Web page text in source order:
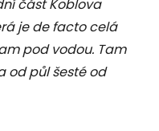
část Koblova
je de facto celá
pod vodou. Tam
od půl šesté od